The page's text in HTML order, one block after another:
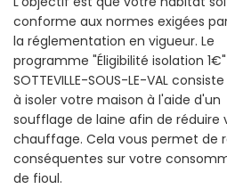
conforme aux normes exigées
la réglementation en vigueur. Le
programme "Éligibilité isolation 1€"
SOTTEVILLE-SOUS-LE-VAL consiste
à isoler votre maison à l'aide d'un
soufflage de laine afin de
chauffage. Cela vous permet de
conséquentes sur votre
de fioul.